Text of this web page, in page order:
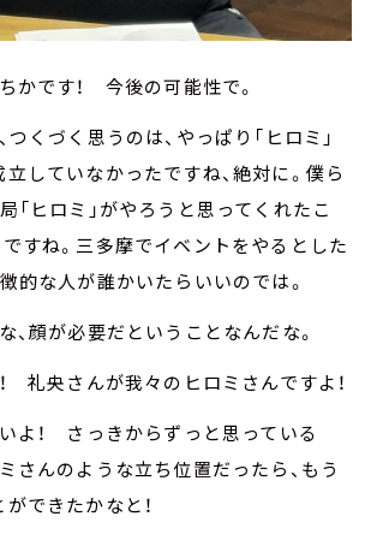
かです！ 今後の可能性で。
つくづく思うのは、やっぱり「ヒロミ」
していなかったですね、絶対に。僕ら
「ヒロミ」がやろうと思ってくれたこ
すね。三多摩でイベントをやるとした
的な人が誰かいたらいいのでは。
、顔が必要だということなんだな。
礼央さんが我々のヒロミさんですよ！
よ！ さっきからずっと思っている
さんのような立ち位置だったら、もう
できたかなと！